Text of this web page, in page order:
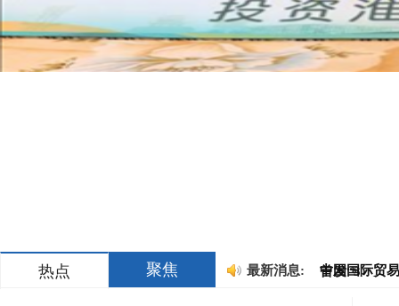
热点 聚焦 最新消息: 首发“3
中国国际贸